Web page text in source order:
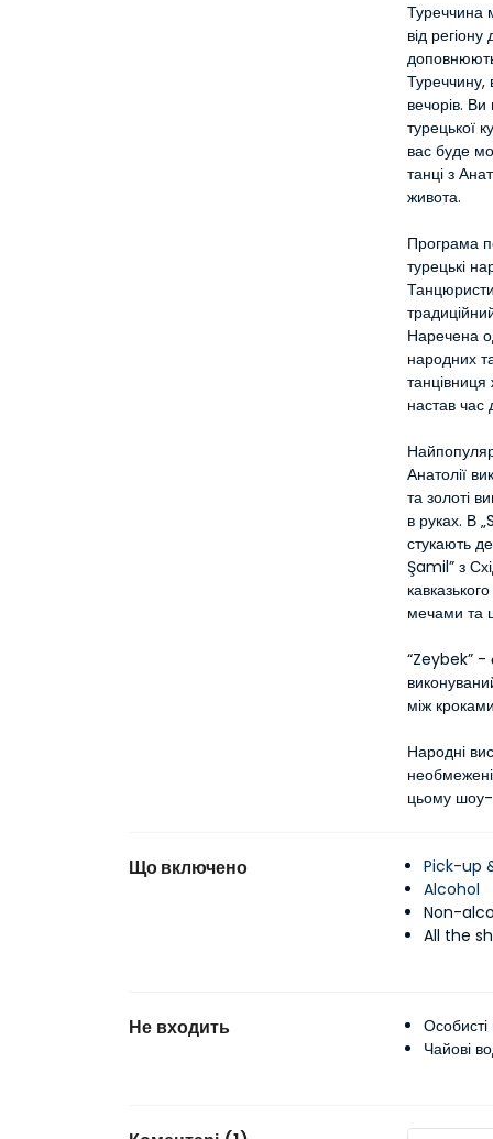
Туреччина
від
Туреччину,
вечорів.
турецької
вас буде
танці з
живота.
Програма
турецькі
Наречена
народних
настав
Анатолії
та золоті
в руках. В
стукають
Şamil” з
мечами та
“Zeybek” -
між
Народні
цьому шоу-
Що включено
Pick-up
Alcohol
Non-
All the
Не входить
Особисті
Чайові